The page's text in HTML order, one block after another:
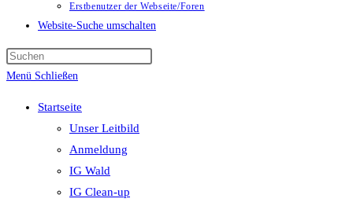
Erstbenutzer der Webseite/Foren
Website-Suche umschalten
Menü Schließen
Startseite
Unser Leitbild
Anmeldung
IG Wald
IG Clean-up